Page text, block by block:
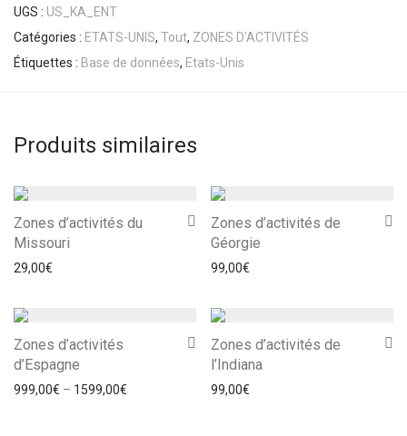
UGS : US_KA_ENT
Catégories : ETATS-UNIS, Tout, ZONES D'ACTIVITÉS
Étiquettes : Base de données, Etats-Unis
Produits similaires
Zones d’activités du
Missouri
29,00€
Zones d’activités de
Géorgie
99,00€
Zones d’activités
d’Espagne
999,00€ – 1599,00€
Zones d’activités de
l’Indiana
99,00€